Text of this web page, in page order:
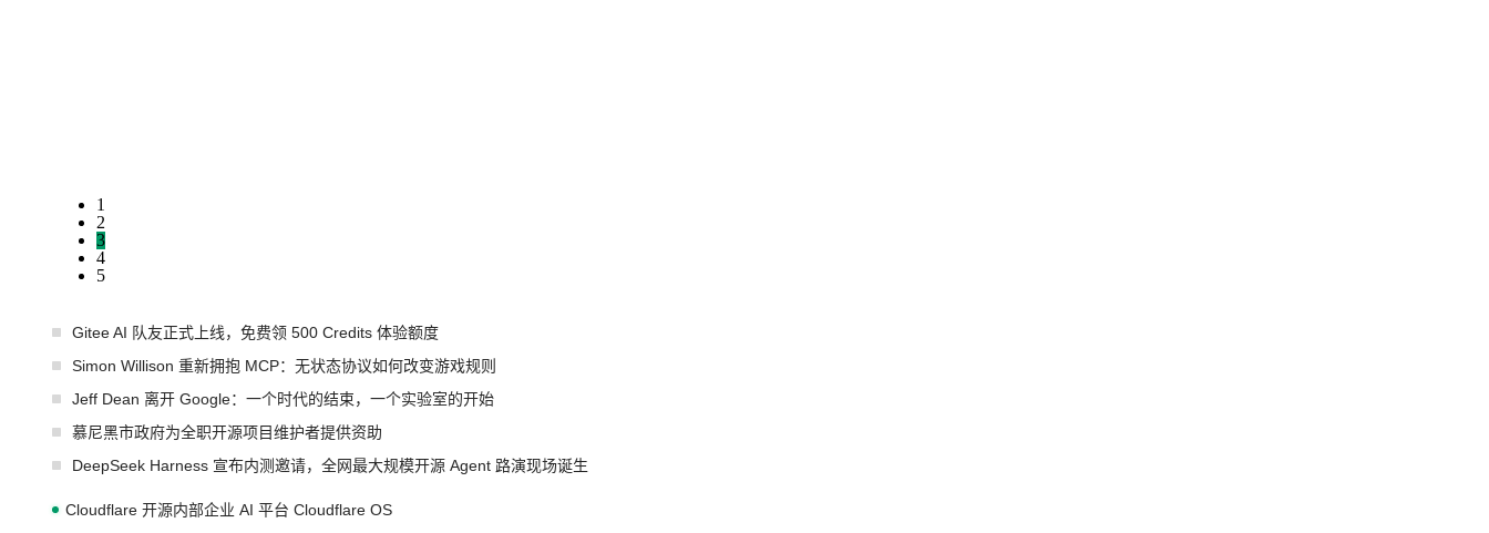
1
2
3
4
5
Gitee AI 队友正式上线，免费领 500 Credits 体验额度
Simon Willison 重新拥抱 MCP：无状态协议如何改变游戏规则
Jeff Dean 离开 Google：一个时代的结束，一个实验室的开始
慕尼黑市政府为全职开源项目维护者提供资助
DeepSeek Harness 宣布内测邀请，全网最大规模开源 Agent 路演现场诞生
Cloudflare 开源内部企业 AI 平台 Cloudflare OS